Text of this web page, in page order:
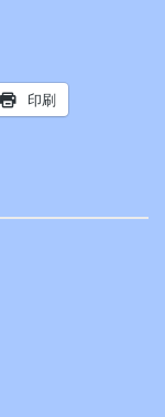
印刷